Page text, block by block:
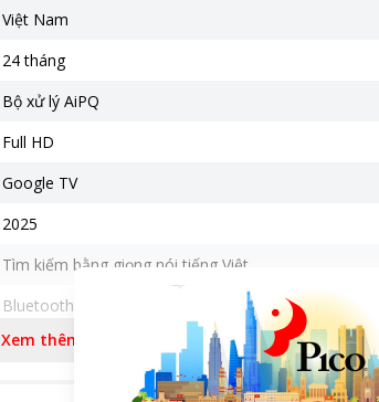
Việt Nam
24 tháng
Bộ xử lý AiPQ
Full HD
Google TV
2025
Tìm kiếm bằng giọng nói tiếng Việt
Bluetooth 5.0, WiFi 4, HDMI
954*184*602 mm (WxHxD)
Xem thêm